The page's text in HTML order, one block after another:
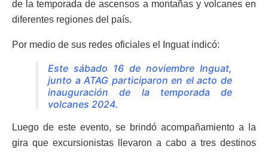
de la temporada de ascensos a montañas y volcanes en
diferentes regiones del país.
Por medio de sus redes oficiales el Inguat indicó:
Este sábado 16 de noviembre Inguat,
junto a ATAG participaron en el acto de
inauguración de la temporada de
volcanes 2024.
Luego de este evento, se brindó acompañamiento a la
gira que excursionistas llevaron a cabo a tres destinos